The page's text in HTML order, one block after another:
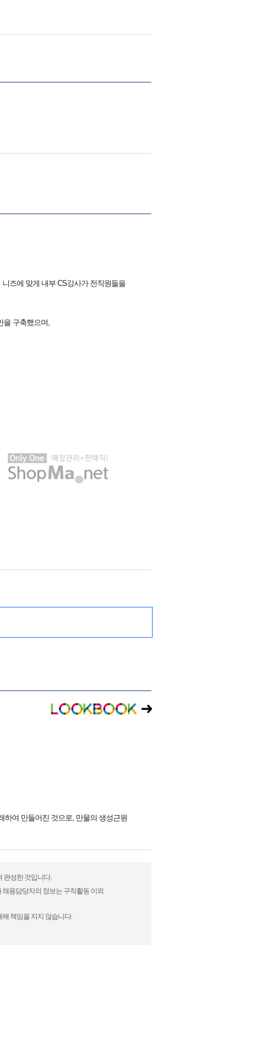
즈에 맞게 내부 CS강사가 전직원들을
을 구축했으며,
하여 만들어진 것으로, 만물의 생성근원
완성한 것입니다.
용담당자의 정보는 구직활동 이외
책임을 지지 않습니다.